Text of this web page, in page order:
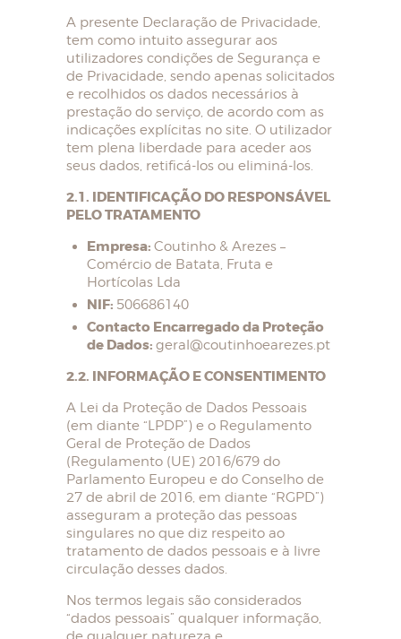
A presente Declaração de Privacidade,
tem como intuito assegurar aos
utilizadores condições de Segurança e
de Privacidade, sendo apenas solicitados
e recolhidos os dados necessários à
prestação do serviço, de acordo com as
indicações explícitas no site. O utilizador
tem plena liberdade para aceder aos
seus dados, retificá-los ou eliminá-los.
2.1. IDENTIFICAÇÃO DO RESPONSÁVEL
PELO TRATAMENTO
Empresa: Coutinho & Arezes –
Comércio de Batata, Fruta e
Hortícolas Lda
NIF: 506686140
Contacto Encarregado da Proteção
de Dados: geral@coutinhoearezes.pt
2.2. INFORMAÇÃO E CONSENTIMENTO
A Lei da Proteção de Dados Pessoais
(em diante “LPDP”) e o Regulamento
Geral de Proteção de Dados
(Regulamento (UE) 2016/679 do
Parlamento Europeu e do Conselho de
27 de abril de 2016, em diante “RGPD”)
asseguram a proteção das pessoas
singulares no que diz respeito ao
tratamento de dados pessoais e à livre
circulação desses dados.
Nos termos legais são considerados
“dados pessoais” qualquer informação,